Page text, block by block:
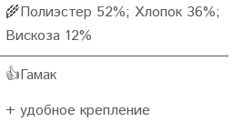
🌾Полиэстер 52%; Хлопок 36%;
Вискоза 12%
👍Гамак
+ удобное крепление